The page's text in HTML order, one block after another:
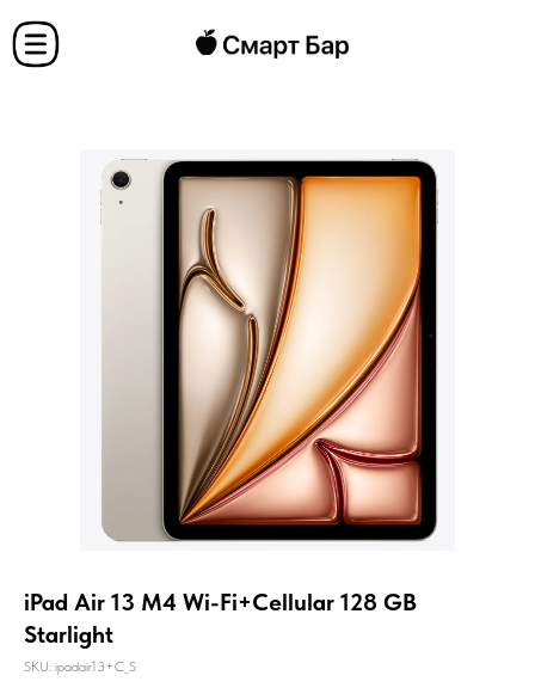
iPad Air 13 M4 Wi-Fi+Cellular 128 GB
Starlight
SKU: ipadair13+C_S